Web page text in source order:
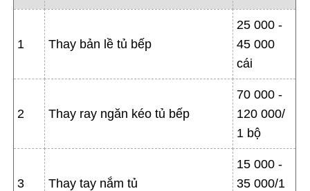
1 Thay bản lề tủ bếp
25 000 -
45 000
cái
2 Thay ray ngăn kéo tủ bếp
70 000 -
120 000/
1 bộ
3 Thay tay nắm tủ
15 000 -
35 000/1